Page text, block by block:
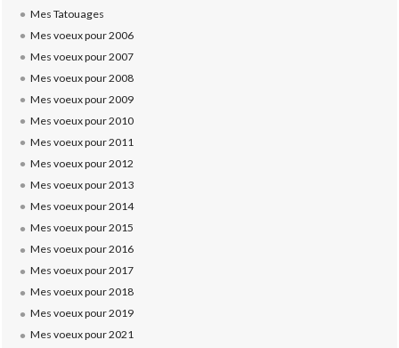
Mes Tatouages
Mes voeux pour 2006
Mes voeux pour 2007
Mes voeux pour 2008
Mes voeux pour 2009
Mes voeux pour 2010
Mes voeux pour 2011
Mes voeux pour 2012
Mes voeux pour 2013
Mes voeux pour 2014
Mes voeux pour 2015
Mes voeux pour 2016
Mes voeux pour 2017
Mes voeux pour 2018
Mes voeux pour 2019
Mes voeux pour 2021